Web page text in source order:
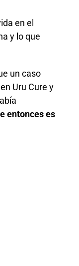
en el
y lo que
un caso
Uru Cure y
entonces es